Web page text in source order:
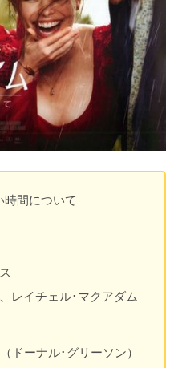
間について
レイチェル･マクアダム
ドーナル･グリーソン）